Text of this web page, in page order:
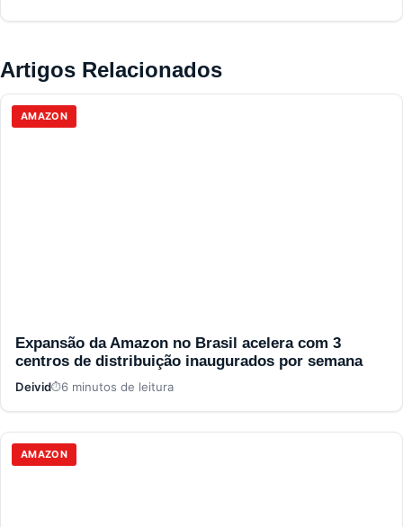
Artigos Relacionados
AMAZON
Expansão da Amazon no Brasil acelera com 3
centros de distribuição inaugurados por semana
Deivid 6 minutos de leitura
AMAZON